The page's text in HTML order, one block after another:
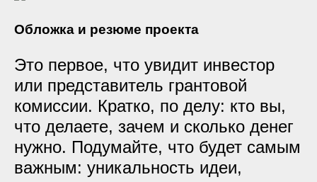
Обложка и резюме проекта
Это первое, что увидит инвестор
или представитель грантовой
комиссии. Кратко, по делу: кто вы,
что делаете, зачем и сколько денег
нужно. Подумайте, что будет самым
важным: уникальность идеи,